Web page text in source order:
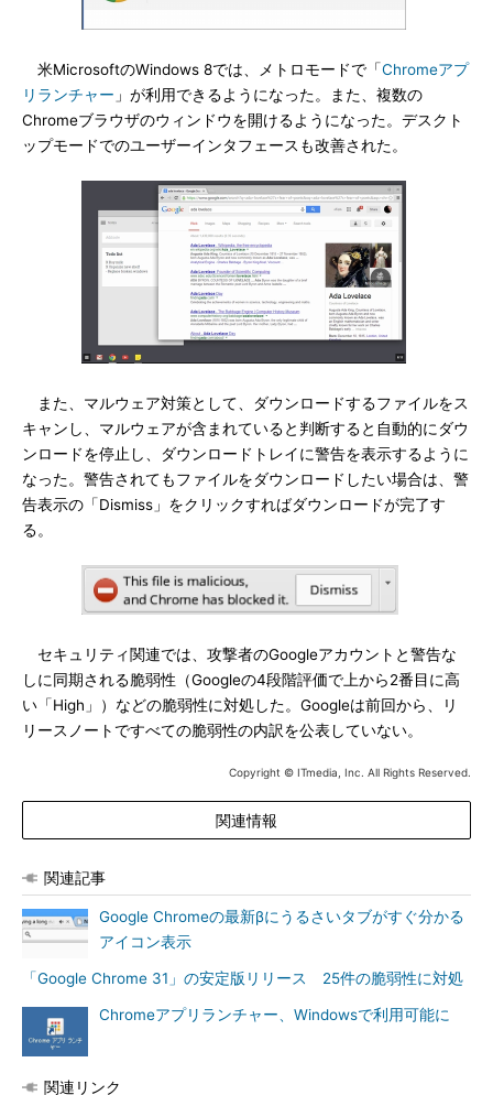
米MicrosoftのWindows 8では、メトロモードで「Chromeアプ
リランチャー 」が利用できるようになった。また、複数の
Chromeブラウザのウィンドウを開けるようになった。デスクト
ップモードでのユーザーインタフェースも改善された。
また、マルウェア対策として、ダウンロードするファイルをス
キャンし、マルウェアが含まれていると判断すると自動的にダウ
ンロードを停止し、ダウンロードトレイに警告を表示するように
なった。警告されてもファイルをダウンロードしたい場合は、警
告表示の「Dismiss」をクリックすればダウンロードが完了す
る。
セキュリティ関連では、攻撃者のGoogleアカウントと警告な
しに同期される脆弱性（Googleの4段階評価で上から2番目に高
い「High」）などの脆弱性に対処した。Googleは前回から、リ
リースノートですべての脆弱性の内訳を公表していない。
Copyright © ITmedia, Inc. All Rights Reserved.
関連情報
関連記事
Google Chromeの最新βにうるさいタブがすぐ分かる
アイコン表示
「Google Chrome 31」の安定版リリース 25件の脆弱性に対処
Chromeアプリランチャー、Windowsで利用可能に
関連リンク